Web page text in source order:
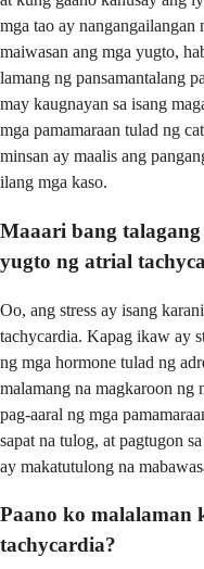
mga tao ay nangangailangan
maiwasan ang mga yugto,
lamang ng pansamantalang
may kaugnayan sa isang
mga pamamaraan tulad ng
minsan ay maalis ang
ilang mga kaso.
Maaari bang talagang
yugto ng atrial
Oo, ang stress ay isang
tachycardia. Kapag ikaw ay
ng mga hormone tulad ng
malamang na magkaroon
pag-aaral ng mga
sapat na tulog, at pagtugon
ay makatutulong na
Paano ko malalaman
tachycardia?